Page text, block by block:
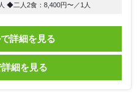
◆二人2食：8,400円〜／1人
詳細を見る
細を見る